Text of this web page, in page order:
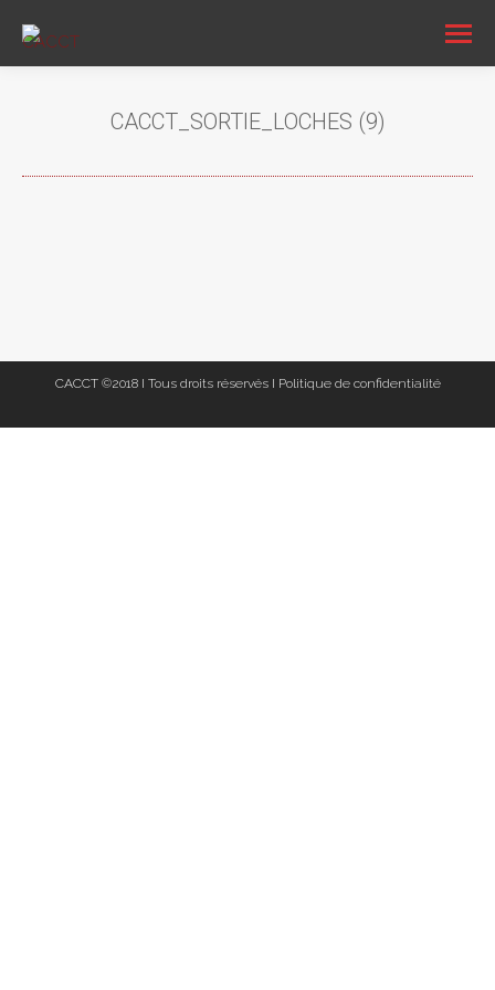
CACCT_SORTIE_LOCHES (9)
CACCT ©2018 I Tous droits réservés I Politique de confidentialité